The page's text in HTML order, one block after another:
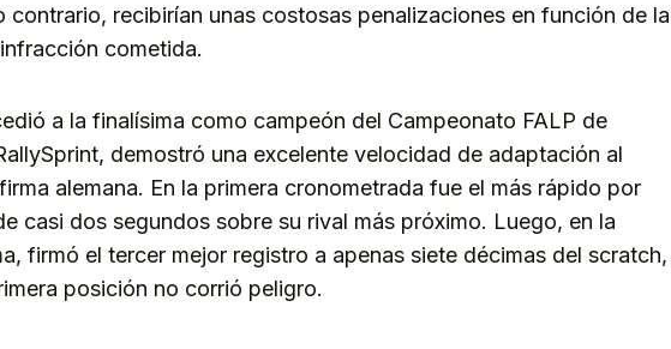
contrario, recibirían unas costosas penalizaciones en función de la
cometida.
a la finalísima como campeón del Campeonato FALP de
demostró una excelente velocidad de adaptación al
alemana. En la primera cronometrada fue el más rápido por
casi dos segundos sobre su rival más próximo. Luego, en la
firmó el tercer mejor registro a apenas siete décimas del scratch,
posición no corrió peligro.